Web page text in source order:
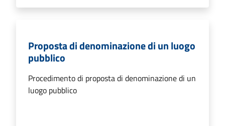
Proposta di denominazione di un luogo
pubblico
Procedimento di proposta di denominazione di un
luogo pubblico